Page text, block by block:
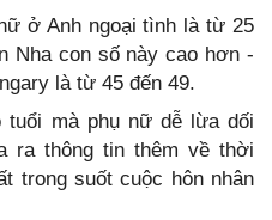
ở Anh ngoại tình là từ 25
Nha con số này cao hơn -
là từ 45 đến 49.
tuổi mà phụ nữ dễ lừa dối
ra thông tin thêm về thời
trong suốt cuộc hôn nhân